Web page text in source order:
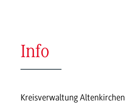
Info
Kreisverwaltung Altenkirchen